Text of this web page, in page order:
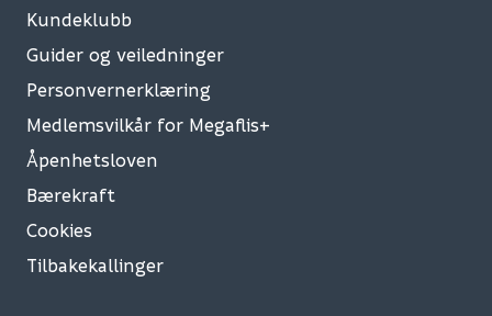
Kundeklubb
Guider og veiledninger
Personvernerklæring
Medlemsvilkår for Megaflis+
Åpenhetsloven
Bærekraft
Cookies
Tilbakekallinger